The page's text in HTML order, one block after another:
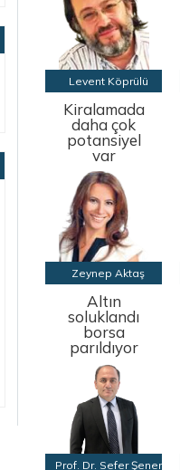
Levent Köprülü
Kiralamada
daha çok
potansiyel
var
Zeynep Aktaş
Altın
soluklandı
borsa
parıldıyor
Prof. Dr. Sefer Şener